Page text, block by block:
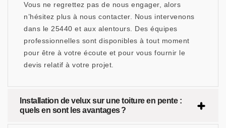
Vous ne regrettez pas de nous engager, alors
n’hésitez plus à nous contacter. Nous intervenons
dans le 25440 et aux alentours. Des équipes
professionnelles sont disponibles à tout moment
pour être à votre écoute et pour vous fournir le
devis relatif à votre projet.
Installation de velux sur une toiture en pente :
quels en sont les avantages ?